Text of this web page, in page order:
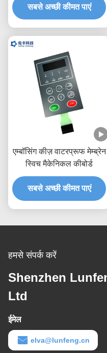
सबसे अच्छी कीमत पाएं
एम्बॉसिंग कीज़ वाटरप्रूफ मेम्ब्रेन
स्विच मैकेनिकल कीबोर्ड
सबसे अच्छी कीमत पाएं
हमसे संपर्क करें
Shenzhen
Ltd
ईमेल
elva@lunfeng.cn